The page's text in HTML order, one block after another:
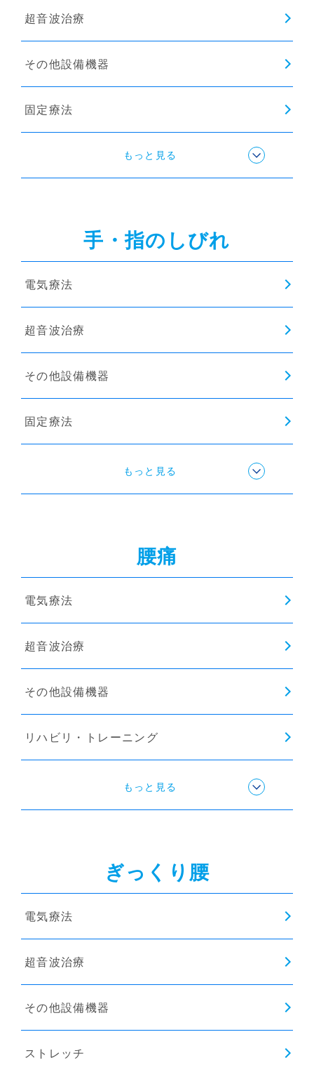
超音波治療
その他設備機器
固定療法
もっと見る
手・指のしびれ
電気療法
超音波治療
その他設備機器
固定療法
インソール
もっと見る
腰痛
電気療法
超音波治療
その他設備機器
リハビリ・トレーニング
骨盤矯正
インソール
もっと見る
ぎっくり腰
電気療法
超音波治療
その他設備機器
ストレッチ